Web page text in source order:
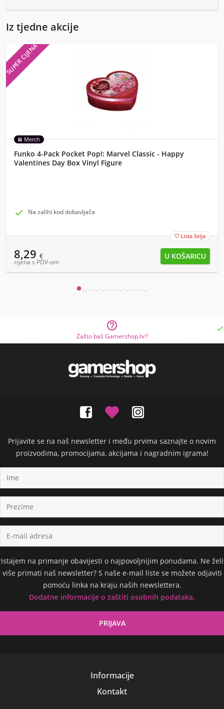
Iz tjedne akcije
SUPER CIJENA
Merch
Funko 4-Pack Pocket Pop!: Marvel Classic - Happy
Valentines Day Box Vinyl Figure
 Na zalihi kod dobavljača
 Lista želja
8,29 €
cijena s PDV-om

Zašto baš Gamershop.hr?

Prijavite se na naš newsletter i među prvima saznajte o novim
proizvodima, promocijama, akcijama i nagradnim igrama!
na primanje obavijesti o najpovoljnijim ponudama. Ne
više primati naš newsletter? S naše e-mail liste se možete odjaviti
pomoću linka na kraju naših newslettera.
Dodatne informacije o zaštiti osobnih podataka.
Informacije
Kontakt